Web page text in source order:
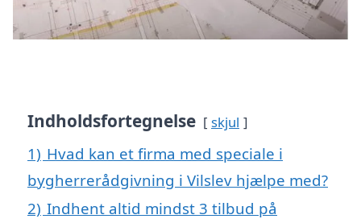
Indholdsfortegnelse skjul
1) Hvad kan et firma med speciale i
bygherrerådgivning i Vilslev hjælpe med?
2) Indhent altid mindst 3 tilbud på